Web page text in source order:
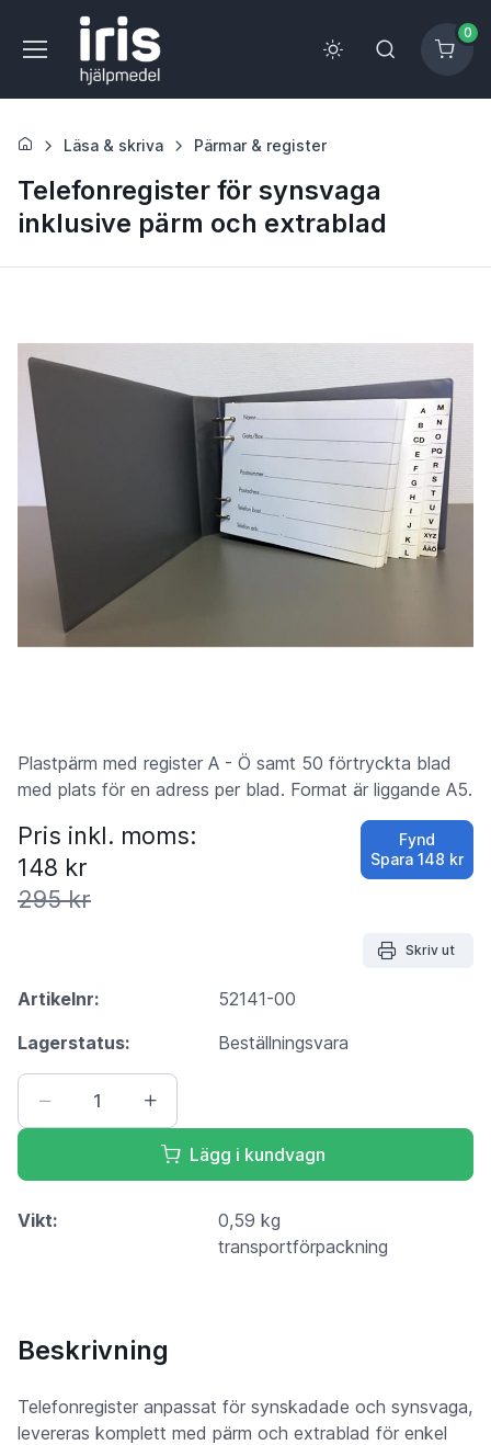
0
Läsa & skriva Pärmar & register
Telefonregister för synsvaga
inklusive pärm och extrablad
Plastpärm med register A - Ö samt 50 förtryckta blad
med plats för en adress per blad. Format är liggande A5.
Fynd
Spara 148 kr
Pris inkl. moms:
148 kr
295 kr
Skriv ut
Artikelnr:
52141-00
Lagerstatus:
Beställningsvara
Lägg i kundvagn
Vikt:
0,59 kg
transportförpackning
Beskrivning
Telefonregister anpassat för synskadade och synsvaga,
levereras komplett med pärm och extrablad för enkel